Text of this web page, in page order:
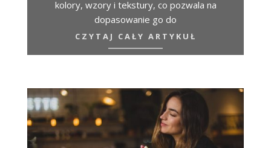
kolory, wzory i tekstury, co pozwala na
dopasowanie go do
CZYTAJ CAŁY ARTYKUŁ